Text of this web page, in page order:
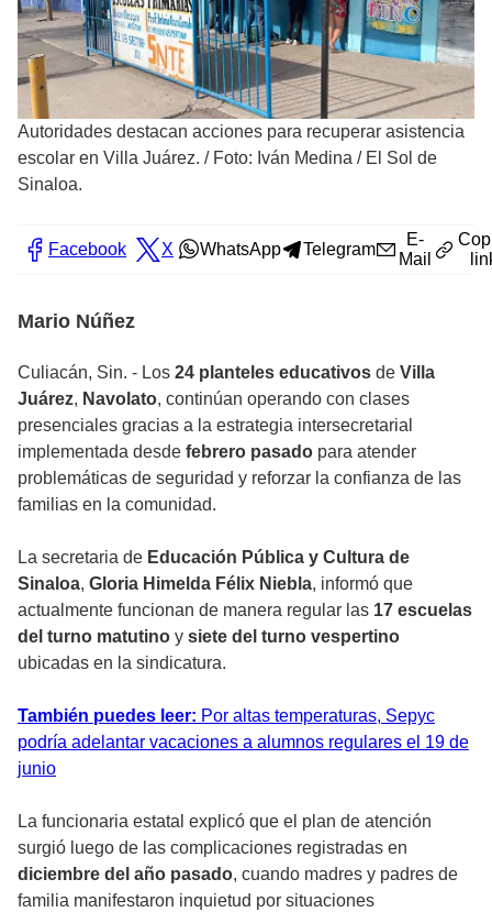
Autoridades destacan acciones para recuperar asistencia
escolar en Villa Juárez. / Foto: Iván Medina / El Sol de
Sinaloa.
Facebook X WhatsApp Telegram
E-
Mail
Mario Núñez
Culiacán, Sin. - Los 24 planteles educativos de Villa
Juárez, Navolato, continúan operando con clases
presenciales gracias a la estrategia intersecretarial
implementada desde febrero pasado para atender
problemáticas de seguridad y reforzar la confianza de las
familias en la comunidad.
La secretaria de Educación Pública y Cultura de
Sinaloa, Gloria Himelda Félix Niebla, informó que
actualmente funcionan de manera regular las 17 escuelas
del turno matutino y siete del turno vespertino
ubicadas en la sindicatura.
También puedes leer: Por altas temperaturas, Sepyc
podría adelantar vacaciones a alumnos regulares el 19 de
junio
La funcionaria estatal explicó que el plan de atención
surgió luego de las complicaciones registradas en
diciembre del año pasado, cuando madres y padres de
familia manifestaron inquietud por situaciones